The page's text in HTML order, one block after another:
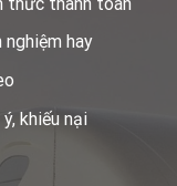
nghiệm hay
ý, khiếu nại